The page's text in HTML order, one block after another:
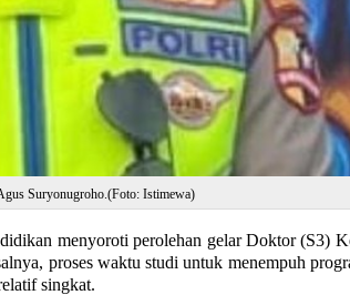
Suryonugroho.(Foto: Istimewa)
menyoroti perolehan gelar Doktor (S3)
proses waktu studi untuk menempuh
singkat.